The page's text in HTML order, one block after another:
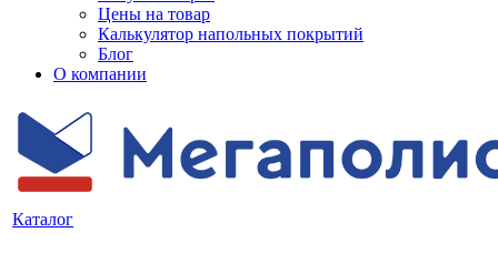
Цены на товар
Калькулятор напольных покрытий
Блог
О компании
Каталог